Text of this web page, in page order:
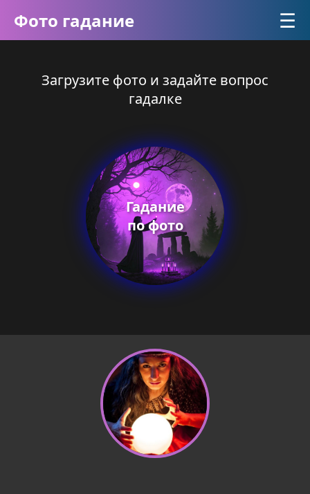
Фото гадание ☰
Загрузите фото и задайте вопрос
гадалке
Гадание
по фото